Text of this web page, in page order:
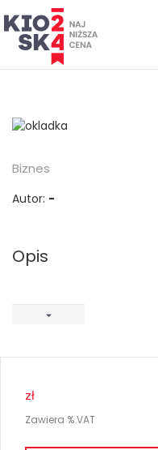
Biznes
Autor: -
Opis
zł
Zawiera % VAT